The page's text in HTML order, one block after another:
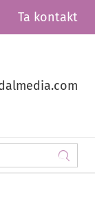
Ta kontakt